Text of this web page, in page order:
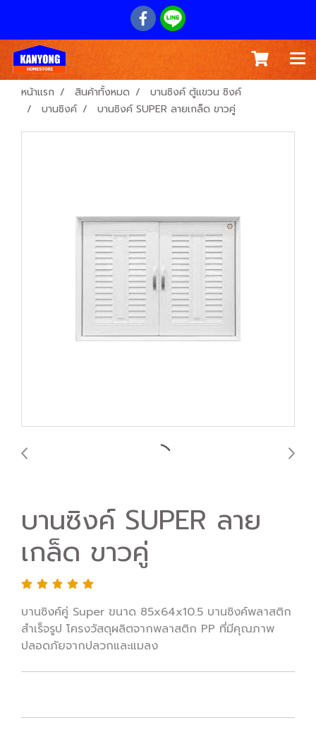
หน้าแรก สินค้าทั้งหมด
บานซิงค์ ตู้แขวน ซิงค์
บานซิงค์
บานซิงค์ SUPER ลายเกล็ด ขาวคู่
บานซิงค์ SUPER ลาย
เกล็ด ขาวคู่
บานซิงค์คู่ Super ขนาด 85x64x10.5 บานซิงค์พลาสติก
สำเร็จรูป โครงวัสดุผลิตจากพลาสติก PP ที่มีคุณภาพ
ปลอดภัยจากปลวกและแมลง